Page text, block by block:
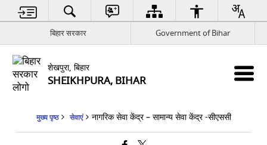
बिहार सरकार Government of Bihar
शेखपुरा, बिहार
SHEIKHPURA, BIHAR
मुख्य पृष्ठ सेवाएं नागरिक सेवा केंद्र – सामान्य सेवा केंद्र -सीएससी